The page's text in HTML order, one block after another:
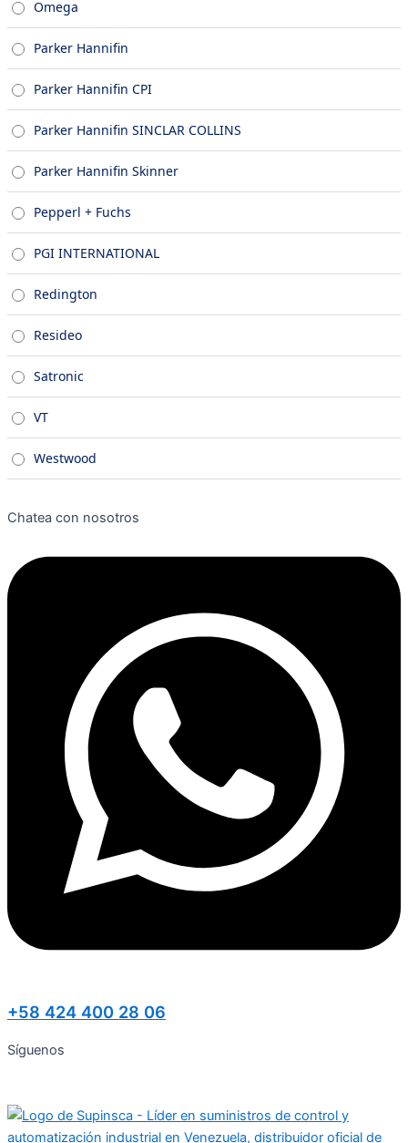
Omega
Parker Hannifin
Parker Hannifin CPI
Parker Hannifin SINCLAR COLLINS
Parker Hannifin Skinner
Pepperl + Fuchs
PGI INTERNATIONAL
Redington
Resideo
Satronic
VT
Westwood
Chatea con nosotros
+58 424 400 28 06
Síguenos